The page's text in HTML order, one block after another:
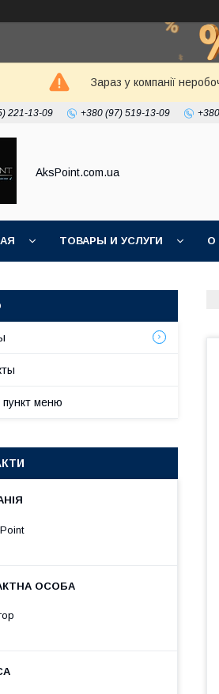
Зараз у компанії
221-13-09 +380 (97) 519-13-09
AksPoint.com.ua
ТОВАРЫ И УСЛУГИ О
меню